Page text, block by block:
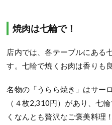
焼肉は七輪で！
店内では、各テーブルにある
す。七輪で焼くお肉は香りも
名物の「うらら焼き」はサー
（４枚2,310円）があり、七
くなんとも贅沢なご褒美料理！